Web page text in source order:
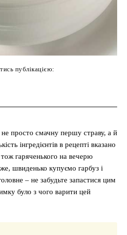
публікацією:
просто смачну першу страву, а й
інгредієнтів в рецепті вказано
гаряченького на вечерю
швиденько купуємо гарбуз і
– не забудьте запастися цим
було з чого варити цей